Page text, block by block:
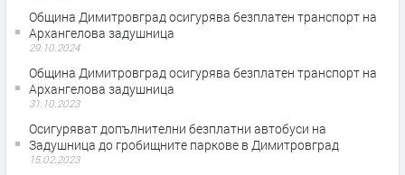
Община Димитровград осигурява безплатен транспорт на
Архангелова задушница
29.10.2024
Община Димитровград осигурява безплатен транспорт на
Архангелова задушница
31.10.2023
Осигуряват допълнителни безплатни автобуси на
Задушница до гробищните паркове в Димитровград
15.02.2023